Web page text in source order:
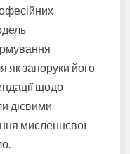
як запоруки його
щодо
дієвими
мисленнєвої